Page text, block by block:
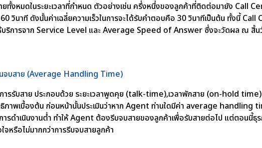
ทั้งหมดในระยะเวลาที่กำหนด ตัวอย่างเช่น ครึ่งหนึ่งของลูกค้าที่ติดต่อมายัง Call
วินาที ดังนั้นค่าเฉลี่ยความเร็วในการจะได้รับคำตอบคือ 30 วินาทีเป็นต้น ทั้งนี้
ห้บริการจาก Service Level และ Average Speed of Answer ซึ่งจะวัดผล ณ สิ้น
นจบสาย (Average Handling Time)
ารรับสาย ประกอบด้วย ระยะเวลาพูดคุย (talk-time),เวลาพักสาย (on-hold time)
าพเบื้องต้น ก่อนหน้านั้นประเมินว่าหาก Agent ท่านใดมีค่า average handling
ารดำเนินงานต่ำ ทำให้ Agent ต้องรีบจบสายของลูกค้าเพื่อรับสายต่อไป แต่ตอนนี้ธุ
หรือไม่มากกว่าการรีบจบสายลูกค้า